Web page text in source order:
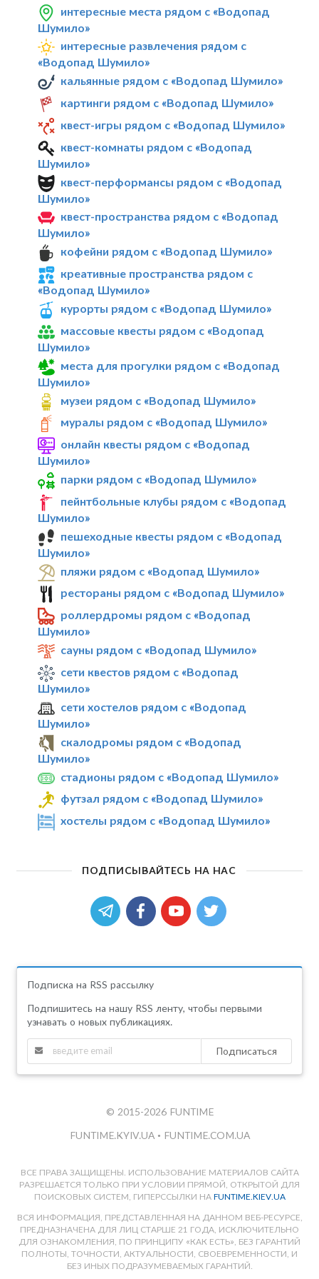
интересные места рядом с «Водопад
Шумило»
интересные развлечения рядом с
«Водопад Шумило»
кальянные рядом с «Водопад Шумило»
картинги рядом с «Водопад Шумило»
квест-игры рядом с «Водопад Шумило»
квест-комнаты рядом с «Водопад
Шумило»
квест-перформансы рядом с «Водопад
Шумило»
квест-пространства рядом с «Водопад
Шумило»
кофейни рядом с «Водопад Шумило»
креативные пространства рядом с
«Водопад Шумило»
курорты рядом с «Водопад Шумило»
массовые квесты рядом с «Водопад
Шумило»
места для прогулки рядом с «Водопад
Шумило»
музеи рядом с «Водопад Шумило»
муралы рядом с «Водопад Шумило»
онлайн квесты рядом с «Водопад
Шумило»
парки рядом с «Водопад Шумило»
пейнтбольные клубы рядом с «Водопад
Шумило»
пешеходные квесты рядом с «Водопад
Шумило»
пляжи рядом с «Водопад Шумило»
рестораны рядом с «Водопад Шумило»
роллердромы рядом с «Водопад
Шумило»
сауны рядом с «Водопад Шумило»
сети квестов рядом с «Водопад
Шумило»
сети хостелов рядом с «Водопад
Шумило»
скалодромы рядом с «Водопад
Шумило»
стадионы рядом с «Водопад Шумило»
футзал рядом с «Водопад Шумило»
хостелы рядом с «Водопад Шумило»
ПОДПИСЫВАЙТЕСЬ НА НАС
Подписка на RSS рассылку
Подпишитесь на нашу RSS ленту, чтобы первыми
узнавать о новых публикациях.
Подписаться
© 2015-2026 FUNTIME
FUNTIME.KYIV.UA • FUNTIME.COM.UA
ВСЕ ПРАВА ЗАЩИЩЕНЫ. ИСПОЛЬЗОВАНИЕ МАТЕРИАЛОВ САЙТА
РАЗРЕШАЕТСЯ ТОЛЬКО ПРИ УСЛОВИИ ПРЯМОЙ, ОТКРЫТОЙ ДЛЯ
ПОИСКОВЫХ СИСТЕМ, ГИПЕРССЫЛКИ НА FUNTIME.KIEV.UA
ВСЯ ИНФОРМАЦИЯ, ПРЕДСТАВЛЕННАЯ НА ДАННОМ ВЕБ-РЕСУРСЕ,
ПРЕДНАЗНАЧЕНА ДЛЯ ЛИЦ СТАРШЕ 21 ГОДА, ИСКЛЮЧИТЕЛЬНО
ДЛЯ ОЗНАКОМЛЕНИЯ, ПО ПРИНЦИПУ «КАК ЕСТЬ», БЕЗ ГАРАНТИЙ
ПОЛНОТЫ, ТОЧНОСТИ, АКТУАЛЬНОСТИ, СВОЕВРЕМЕННОСТИ, И
БЕЗ ИНЫХ ПОДРАЗУМЕВАЕМЫХ ГАРАНТИЙ.